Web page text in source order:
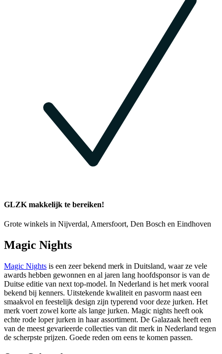
GLZK makkelijk te bereiken!
Grote winkels in Nijverdal, Amersfoort, Den Bosch en Eindhoven
Magic Nights
Magic Nights is een zeer bekend merk in Duitsland, waar ze vele
awards hebben gewonnen en al jaren lang hoofdsponsor is van de
Duitse editie van next top-model. In Nederland is het merk vooral
bekend bij kenners. Uitstekende kwaliteit en pasvorm naast een
smaakvol en feestelijk design zijn typerend voor deze jurken. Het
merk voert zowel korte als lange jurken. Magic nights heeft ook
echte rode loper jurken in haar assortiment. De Galazaak heeft een
van de meest gevarieerde collecties van dit merk in Nederland tegen
de scherpste prijzen. Goede reden om eens te komen passen.